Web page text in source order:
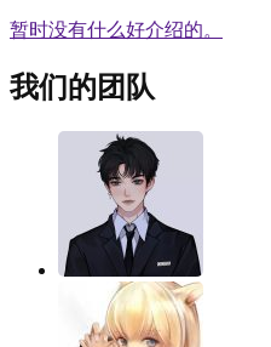
暂时没有什么好介绍的。
我们的团队